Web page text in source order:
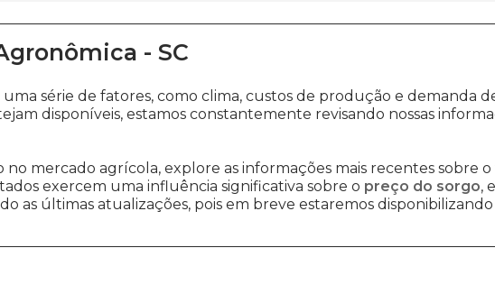
- SC
série de fatores, como clima, custos de produção e demanda
disponíveis, estamos constantemente revisando nossas
mercado agrícola, explore as informações mais recentes sobre o
exercem uma influência significativa sobre o preço do sorgo,
as últimas atualizações, pois em breve estaremos disponibilizando